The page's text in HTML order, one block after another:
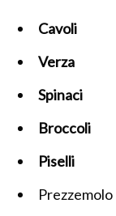
Cavoli
Verza
Spinaci
Broccoli
Piselli
Prezzemolo